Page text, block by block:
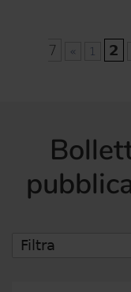
7
« 1 2